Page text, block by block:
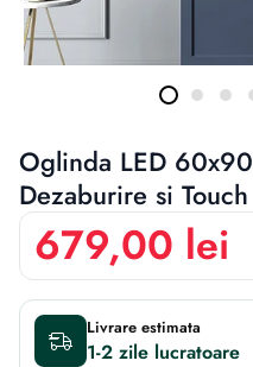
Oglinda LED
Dezaburire si
679,00 lei
Livrare estimata
1-2 zile